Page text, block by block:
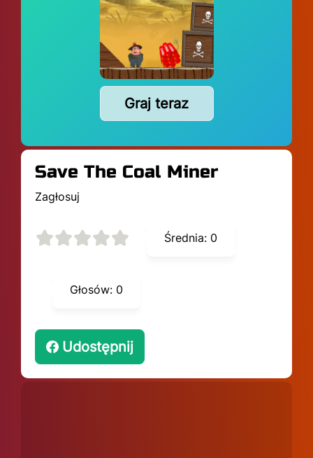
Graj teraz
Save The Coal Miner
Zagłosuj
Średnia: 0
Głosów: 0
Udostępnij